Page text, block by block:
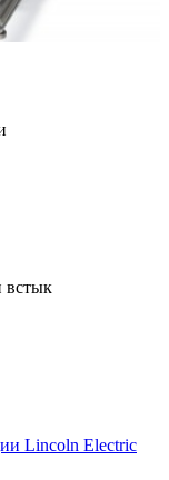
встык
Lincoln Electric